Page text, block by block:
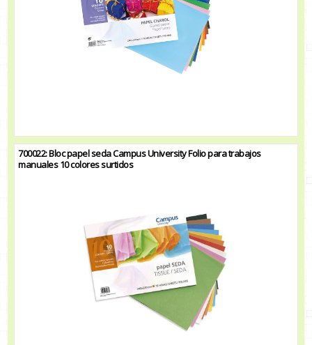
700022: Bloc papel seda Campus University Folio para trabajos
manuales 10 colores surtidos